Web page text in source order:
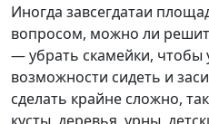
Иногда завсегдатаи
вопросом, можно ли
— убрать скамейки, чтобы
возможности сидеть и
сделать крайне сложно,